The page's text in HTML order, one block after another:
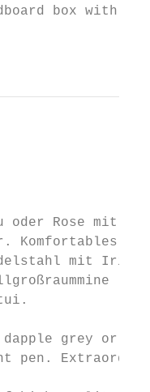
box with
oder Rose mit
Komfortables
Edelstahl mit
grey or
pen.